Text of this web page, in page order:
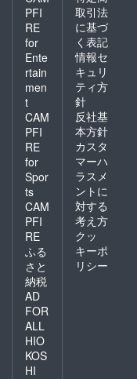
PFI
RE
for
Ente
rtain
men
t
CAM
PFI
RE
for
Spor
ts
CAM
PFI
RE
ふる
さと
納税
AD
FOR
ALL
HIO
KOS
HI
取引法
に基づ
く表記
情報セ
キュリ
ティ方
針
反社基
本方針
カスタ
マーハ
ラスメ
ントに
対する
考え方
クッ
キーポ
リシー